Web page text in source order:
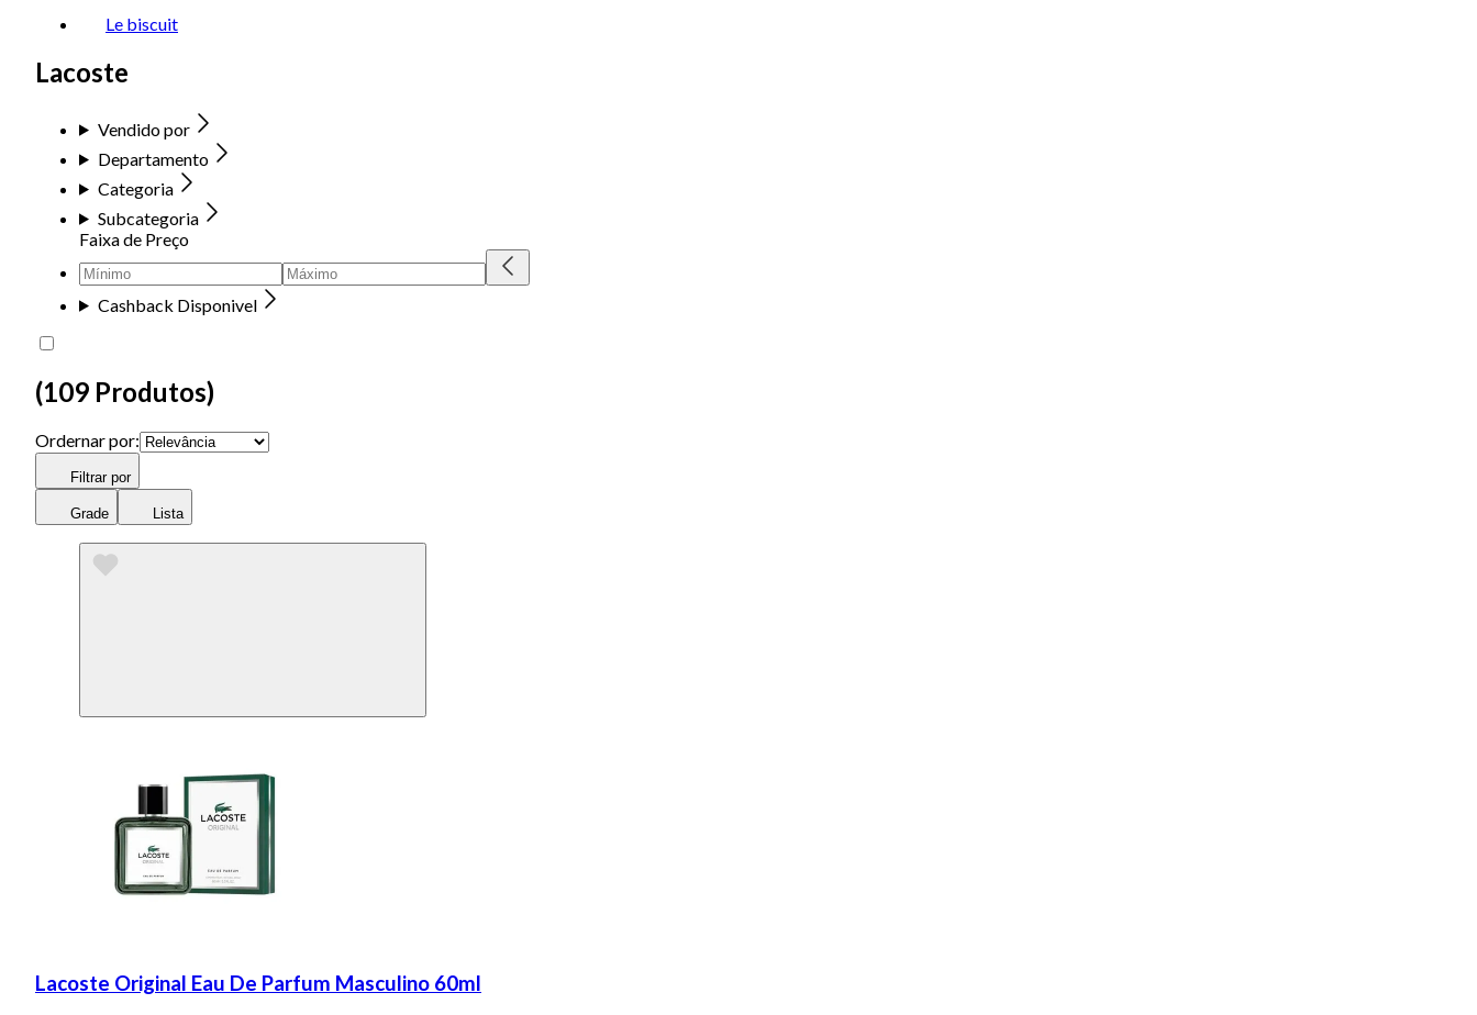
Le biscuit
Lacoste
Vendido por
Departamento
Categoria
Subcategoria
Faixa de Preço
Cashback Disponivel
(109 Produtos)
Ordernar por:
Filtrar por
Grade Lista
Lacoste Original Eau De Parfum Masculino 60ml